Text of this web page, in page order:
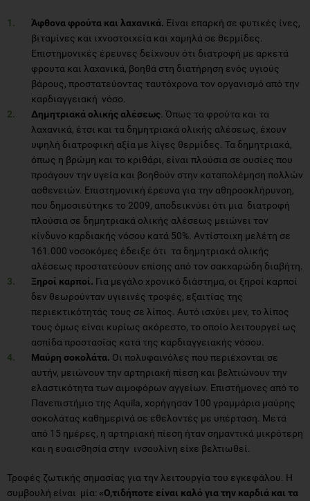
Άφθονα φρούτα και λαχανικά. Είναι επαρκή σε φυτικές ίνες,
βιταμίνες και ιχνοστοιχεία και χαμηλά σε θερμίδες.
Επιστημονικές έρευνες δείχνουν ότι διατροφή με αρκετά
φρουτα και λαχανικά, βοηθά στη διατήρηση ενός υγιούς
βάρους, προστατεύοντας ταυτόχρονα τον οργανισμό από την
καρδιαγγειακή νόσο.
Δημητριακά ολικής αλέσεως . Όπως τα φρούτα και τα
λαχανικά, έτσι και τα δημητριακά ολικής αλέσεως, έχουν
υψηλή διατροφική αξία με λίγες θερμίδες. Τα δημητριακά,
όπως η βρώμη και το κριθάρι, είναι πλούσια σε ουσίες που
προάγουν την υγεία και βοηθούν στην καταπολέμηση πολλών
ασθενειών. Επιστημονική έρευνα για την αθηροσκλήρυνση,
που δημοσιεύτηκε το 2009, αποδεικνύει ότι μια διατροφή
πλούσια σε δημητριακά ολικής αλέσεως μειώνει τον
κίνδυνο καρδιακής νόσου κατά 50%. Αντίστοιχη μελέτη σε
161.000 νοσοκόμες έδειξε ότι τα δημητριακά ολικής
αλέσεως προστατεύουν επίσης από τον σακχαρώδη διαβήτη.
Ξηροί καρποί. Για μεγάλο χρονικό διάστημα, οι ξηροί καρποί
δεν θεωρούνταν υγιεινές τροφές, εξαιτίας της
περιεκτικότητάς τους σε λίπος. Αυτό ισχύει μεν, το λίπος
τους όμως είναι κυρίως ακόρεστο, το οποίο λειτουργεί ως
ασπίδα προστασίας κατά της καρδιαγγειακής νόσου.
Μαύρη σοκολάτα. Οι πολυφαινόλες που περιέχονται σε
αυτήν, μειώνουν την αρτηριακή πίεση και βελτιώνουν την
ελαστικότητα των αιμοφόρων αγγείων. Επιστήμονες από το
Πανεπιστήμιο της Aquila, χορήγησαν 100 γραμμάρια μαύρης
σοκολάτας καθημερινά σε εθελοντές με υπέρταση. Μετά
από 15 ημέρες, η αρτηριακή πίεση ήταν σημαντικά μικρότερη
και η ευαισθησία στην ινσουλίνη είχε βελτιωθεί.
Τροφές ζωτικής σημασίας για την λειτουργία του εγκεφάλου. Η
συμβουλή είναι μία: «Ο,τιδήποτε είναι καλό για την καρδιά και τα